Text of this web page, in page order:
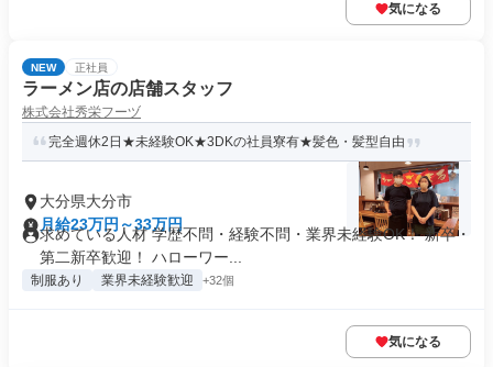
気になる
NEW 正社員
ラーメン店の店舗スタッフ
株式会社秀栄フーヅ
完全週休2日★未経験OK★3DKの社員寮有★髪色・髪型自由
大分県大分市
月給23万円～33万円
求めている人材 学歴不問・経験不問・業界未経験OK！ 新卒・
第二新卒歓迎！ ハローワー...
制服あり 業界未経験歓迎 +32個
気になる